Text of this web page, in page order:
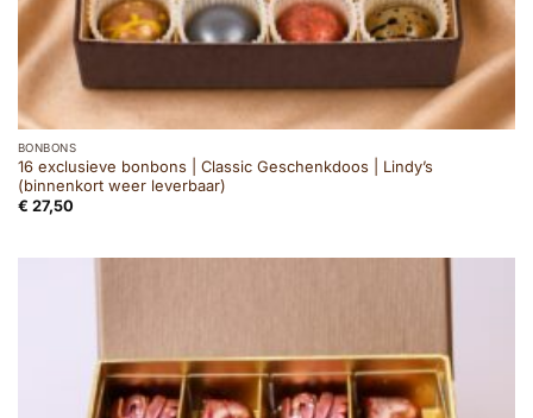
BONBONS
16 exclusieve bonbons | Classic Geschenkdoos | Lindy’s
(binnenkort weer leverbaar)
€ 27,50